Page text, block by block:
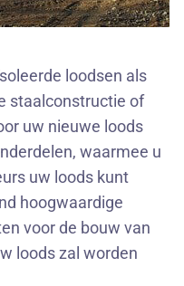
loodsen als
staalconstructie of
uw nieuwe loods
waarmee u
uw loods kunt
hoogwaardige
voor de bouw van
loods zal worden